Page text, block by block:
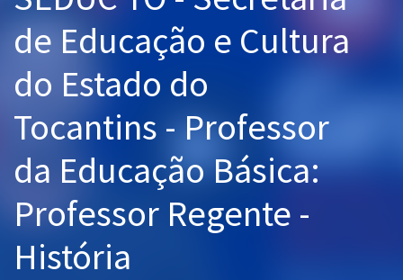
Graduação
Mentorias
Questões grátis
Conteúdo gratuito
Blog
de Educação e Cultura
do Estado do
Tocantins - Professor
da Educação Básica:
Professor Regente -
História